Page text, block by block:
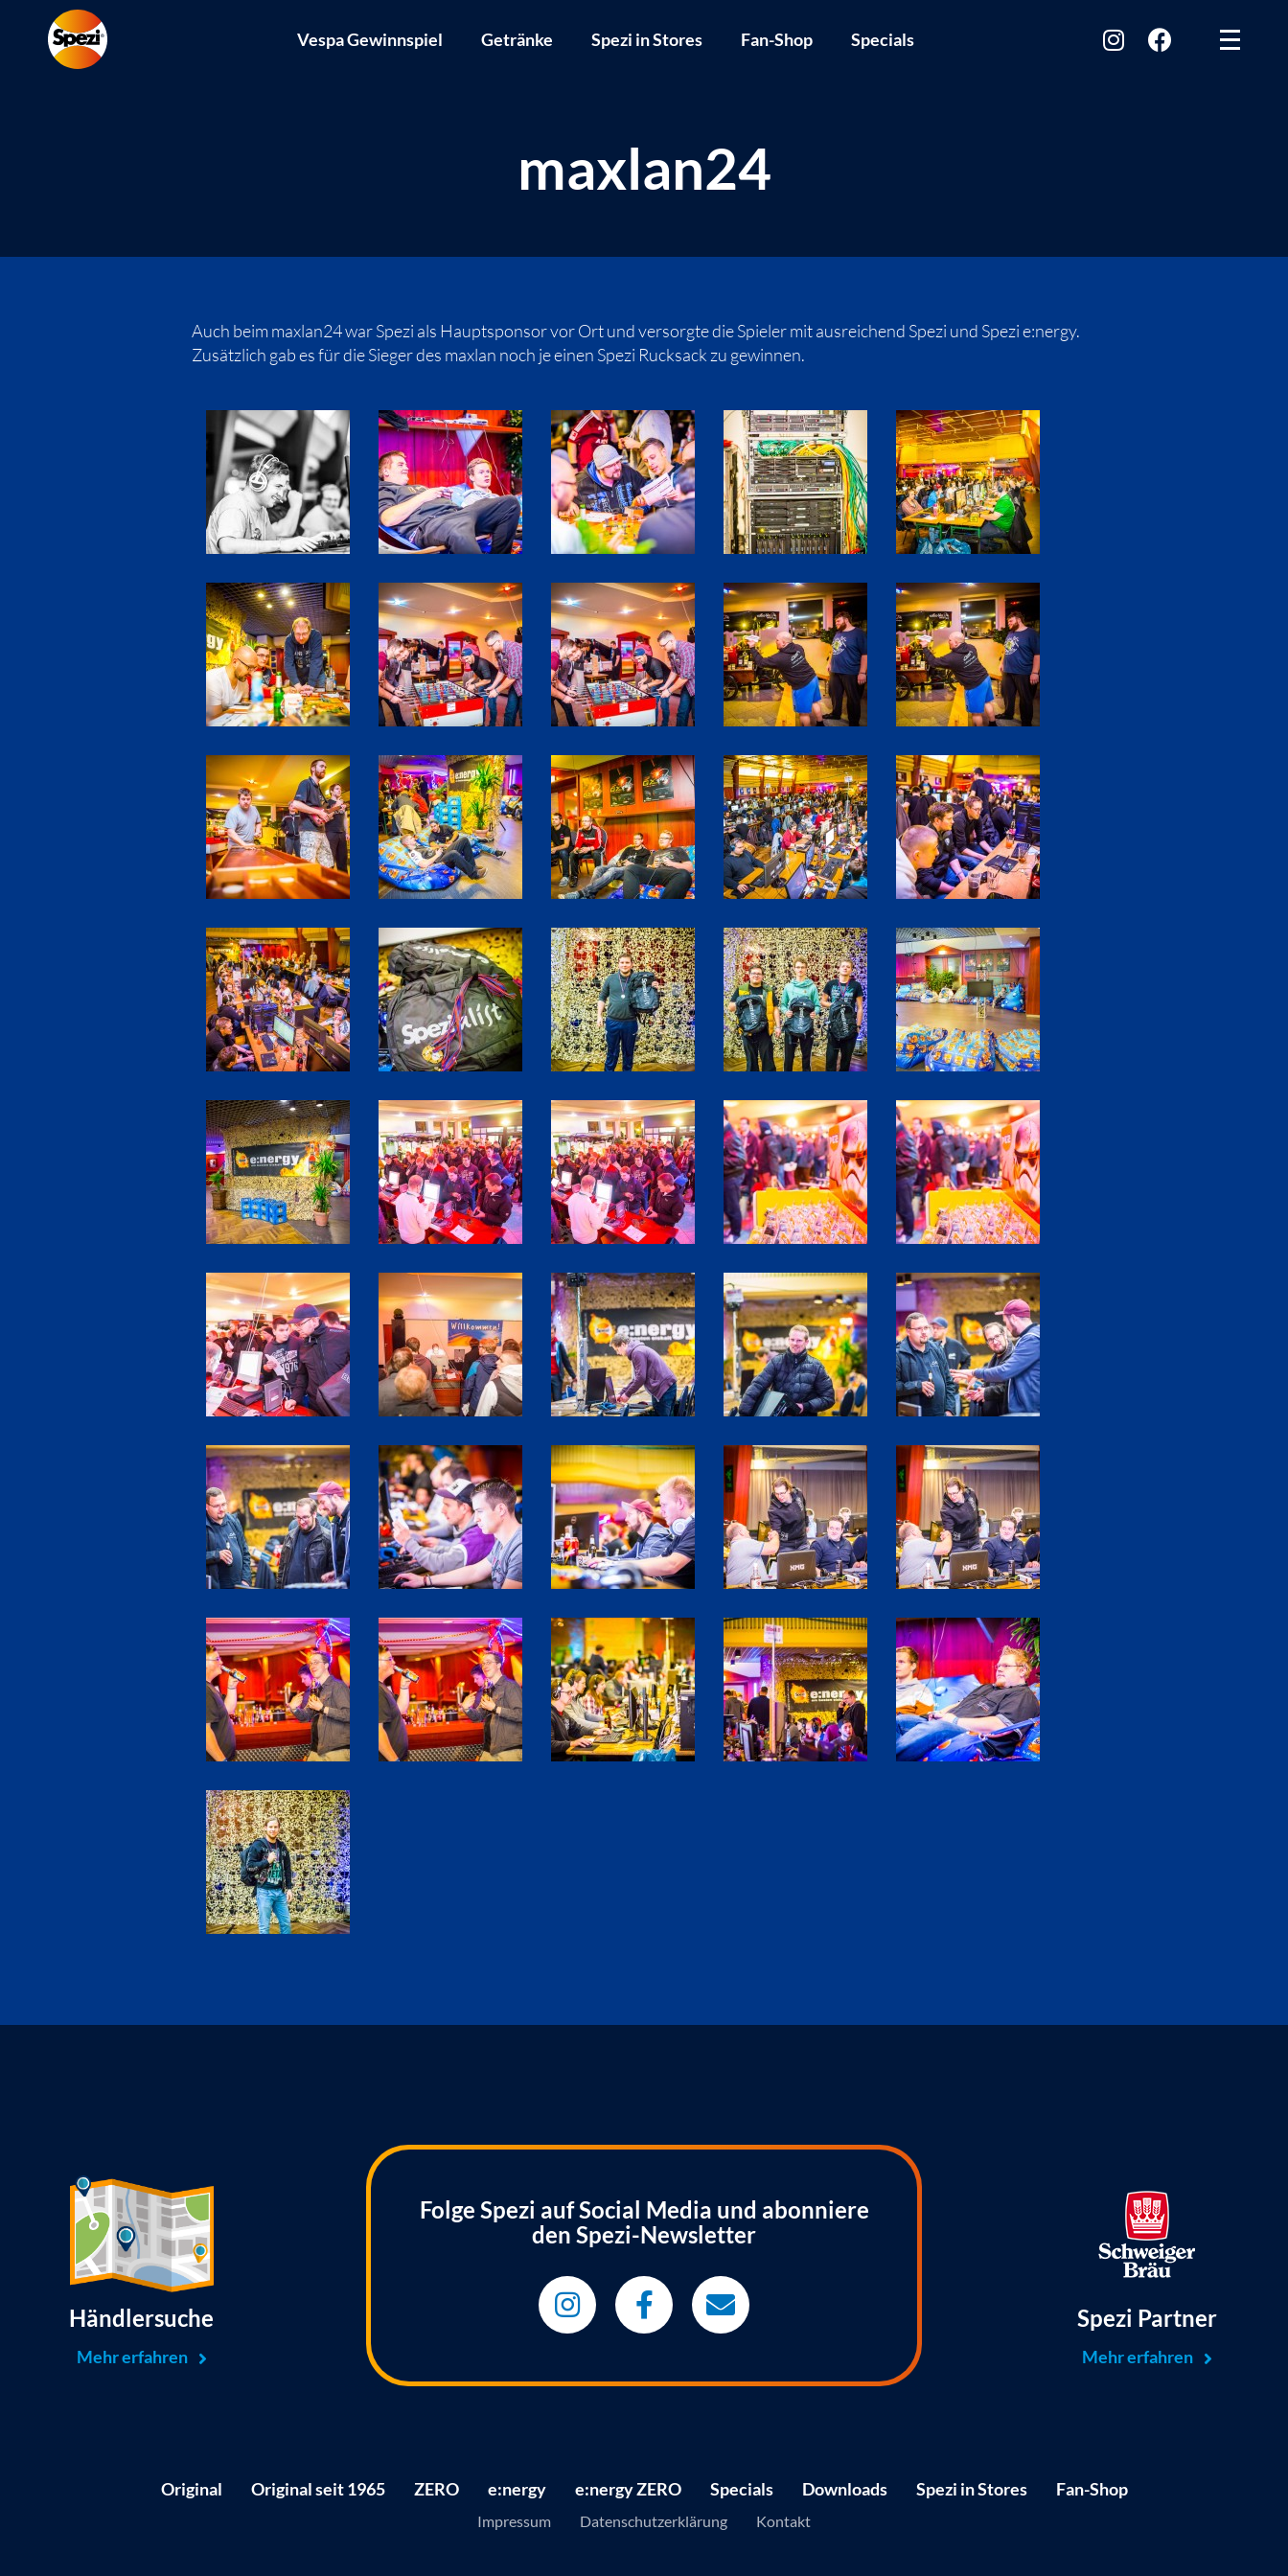
Vespa Gewinnspiel Getränke Spezi in Stores Fan-Shop Specials
maxlan24
Auch beim maxlan24 war Spezi als Hauptsponsor vor Ort und versorgte die Spieler mit ausreichend Spezi und Spezi e:nergy.
Zusätzlich gab es für die Sieger des maxlan noch je einen Spezi Rucksack zu gewinnen.
Händlersuche
Mehr erfahren
Folge Spezi auf Social Media und abonniere
den Spezi-Newsletter
Spezi Partner
Mehr erfahren
Original Original seit 1965 ZERO e:nergy e:nergy ZERO Specials Downloads Spezi in Stores Fan-Shop
Impressum Datenschutzerklärung Kontakt